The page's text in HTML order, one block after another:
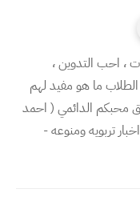
، احب التدوين ،
ما هو مفيد لهم
محبكم الدائمي ( احمد
تربويه ومنوعه -